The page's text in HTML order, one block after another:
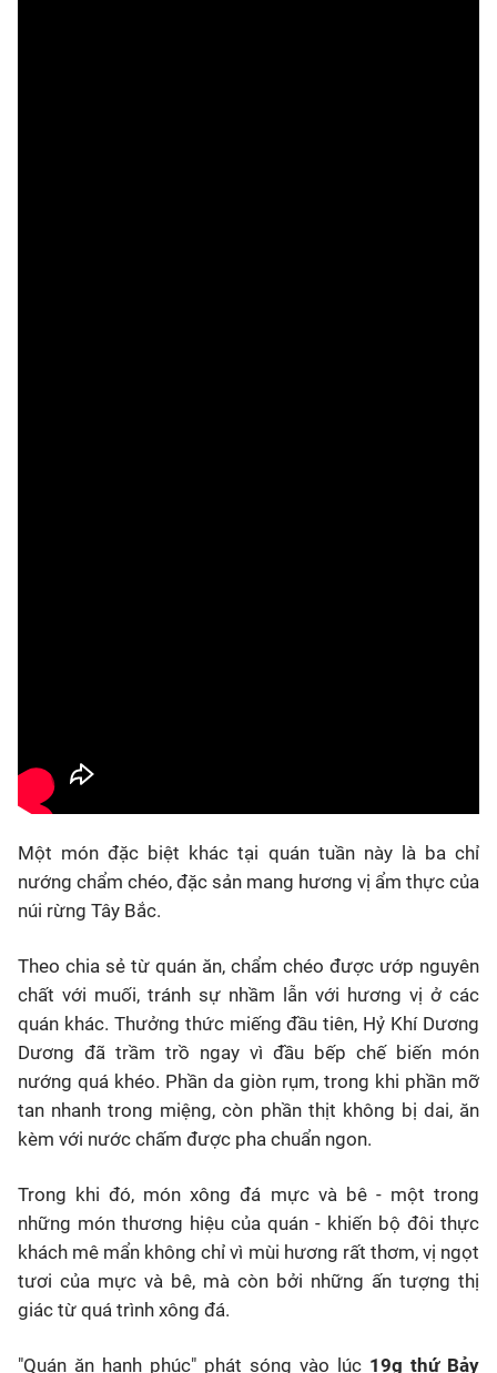
Một món đặc biệt khác tại quán tuần này là ba chỉ
nướng chẩm chéo, đặc sản mang hương vị ẩm thực của
núi rừng Tây Bắc.
Theo chia sẻ từ quán ăn, chẩm chéo được ướp nguyên
chất với muối, tránh sự nhầm lẫn với hương vị ở các
quán khác. Thưởng thức miếng đầu tiên, Hỷ Khí Dương
Dương đã trầm trồ ngay vì đầu bếp chế biến món
nướng quá khéo. Phần da giòn rụm, trong khi phần mỡ
tan nhanh trong miệng, còn phần thịt không bị dai, ăn
kèm với nước chấm được pha chuẩn ngon.
Trong khi đó, món xông đá mực và bê - một trong
những món thương hiệu của quán - khiến bộ đôi thực
khách mê mẩn không chỉ vì mùi hương rất thơm, vị ngọt
tươi của mực và bê, mà còn bởi những ấn tượng thị
giác từ quá trình xông đá.
"Quán ăn hạnh phúc" phát sóng vào lúc 19g thứ Bảy